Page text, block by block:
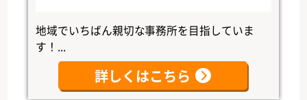
地域でいちばん親切な事務所を目指していま
す！...
詳しくはこちら